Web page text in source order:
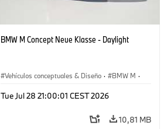
BMW M Concept Neue Klasse - Daylight
Vehículos conceptuales & Diseño · BMW M ·
Tue Jul 28 21:00:01 CEST 2026
10,81 MB